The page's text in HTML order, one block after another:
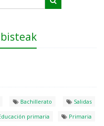
Bachillerato
Salidas
primaria
Primaria